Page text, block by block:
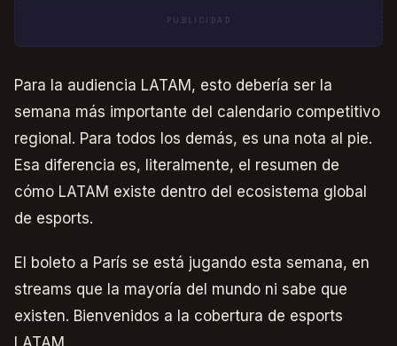
PUBLICIDAD
Para la audiencia LATAM, esto debería ser la
semana más importante del calendario competitivo
regional. Para todos los demás, es una nota al pie.
Esa diferencia es, literalmente, el resumen de
cómo LATAM existe dentro del ecosistema global
de esports.
El boleto a París se está jugando esta semana, en
streams que la mayoría del mundo ni sabe que
existen. Bienvenidos a la cobertura de esports